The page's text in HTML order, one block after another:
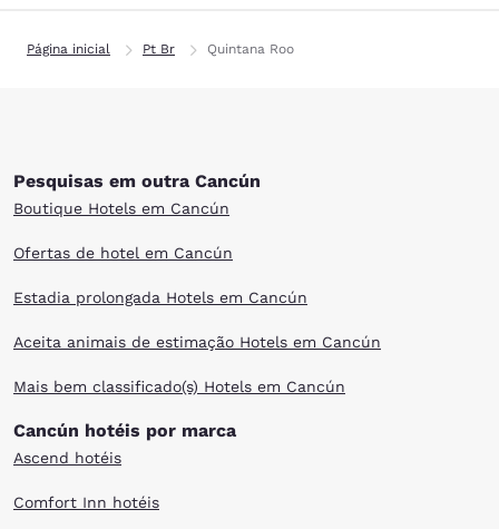
Página inicial Pt Br Quintana Roo
Pesquisas em outra Cancún
Boutique Hotels em Cancún
Ofertas de hotel em Cancún
Estadia prolongada Hotels em Cancún
Aceita animais de estimação Hotels em Cancún
Mais bem classificado(s) Hotels em Cancún
Cancún hotéis por marca
Ascend hotéis
Comfort Inn hotéis